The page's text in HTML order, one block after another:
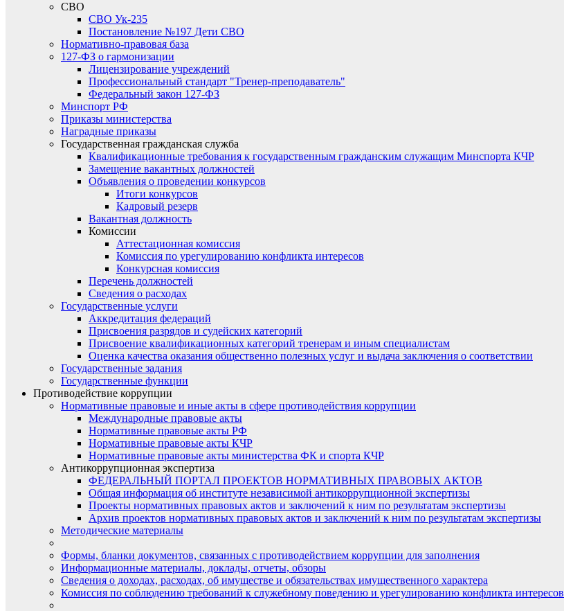
СВО
СВО Ук-235
Постановление №197 Дети СВО
Нормативно-правовая база
127-ФЗ о гармонизации
Лицензирование учреждений
Профессиональный стандарт "Тренер-преподаватель"
Федеральный закон 127-ФЗ
Минспорт РФ
Приказы министерства
Наградные приказы
Государственная гражданская служба
Квалификационные требования к государственным гражданским служащим Минспорта КЧР
Замещение вакантных должностей
Объявления о проведении конкурсов
Итоги конкурсов
Кадровый резерв
Вакантная должность
Комиссии
Аттестационная комиссия
Комиссия по урегулированию конфликта интересов
Конкурсная комиссия
Перечень должностей
Сведения о расходах
Государственные услуги
Аккредитация федераций
Присвоения разрядов и судейских категорий
Присвоение квалификационных категорий тренерам и иным специалистам
Оценка качества оказания общественно полезных услуг и выдача заключения о соответствии
Государственные задания
Государственные функции
Противодействие коррупции
Нормативные правовые и иные акты в сфере противодействия коррупции
Международные правовые акты
Нормативные правовые акты РФ
Нормативные правовые акты КЧР
Нормативные правовые акты министерства ФК и спорта КЧР
Антикоррупционная экспертиза
ФЕДЕРАЛЬНЫЙ ПОРТАЛ ПРОЕКТОВ НОРМАТИВНЫХ ПРАВОВЫХ АКТОВ
Общая информация об институте независимой антикоррупционной экспертизы
Проекты нормативных правовых актов и заключений к ним по результатам экспертизы
Архив проектов нормативных правовых актов и заключений к ним по результатам экспертизы
Методические материалы
Формы, бланки документов, связанных с противодействием коррупции для заполнения
Информационные материалы, доклады, отчеты, обзоры
Сведения о доходах, расходах, об имуществе и обязательствах имущественного характера
Комиссия по соблюдению требований к служебному поведению и урегулированию конфликта интересов